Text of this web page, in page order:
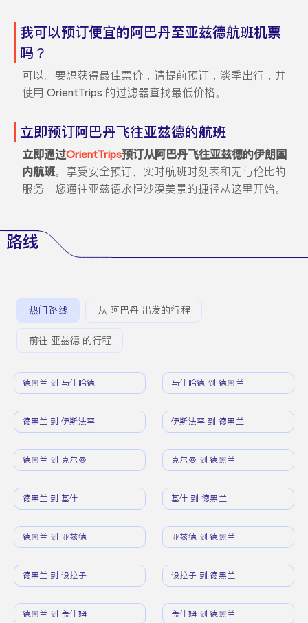
我可以预订便宜的阿巴丹至亚兹德航班机票
吗？
可以。要想获得最佳票价，请提前预订，淡季出行，并
使用 OrientTrips 的过滤器查找最低价格。
立即预订阿巴丹飞往亚兹德的航班
立即通过OrientTrips预订从阿巴丹飞往亚兹德的伊朗国
内航班。享受安全预订、实时航班时刻表和无与伦比的
服务—您通往亚兹德永恒沙漠美景的捷径从这里开始。
路线
热门路线 从 阿巴丹 出发的行程
前往 亚兹德 的行程
德黑兰 到 马什哈德 马什哈德 到 德黑兰
德黑兰 到 伊斯法罕 伊斯法罕 到 德黑兰
德黑兰 到 克尔曼 克尔曼 到 德黑兰
德黑兰 到 基什 基什 到 德黑兰
德黑兰 到 亚兹德 亚兹德 到 德黑兰
德黑兰 到 设拉子 设拉子 到 德黑兰
德黑兰 到 盖什姆 盖什姆 到 德黑兰